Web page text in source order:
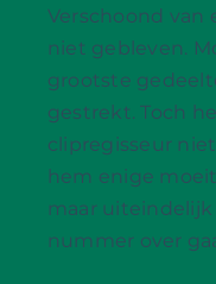
Verschoond van
niet gebleven.
grootste
gestrekt. Toch
clipregisseur
hem enige
maar
nummer over